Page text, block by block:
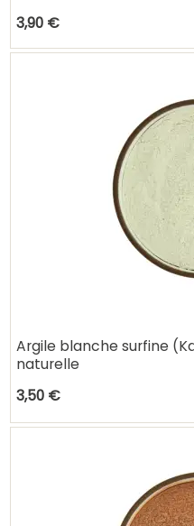
3,90 €
Argile blanche surfine
naturelle
3,50 €